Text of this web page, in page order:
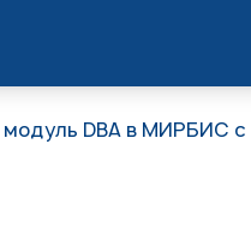
DBA в МИРБИС